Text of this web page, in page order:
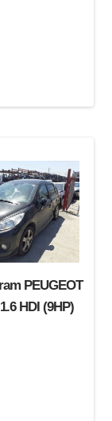
PEUGEOT
HDI (9HP)